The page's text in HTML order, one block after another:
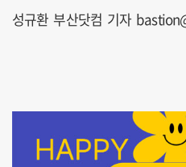
성규환 부산닷컴 기자